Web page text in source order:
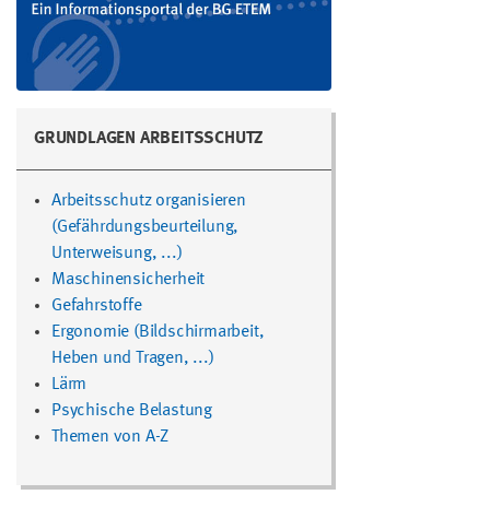
GRUNDLAGEN ARBEITSSCHUTZ
Arbeitsschutz organisieren
(Gefährdungsbeurteilung,
Unterweisung, ...)
Maschinensicherheit
Gefahrstoffe
Ergonomie (Bildschirmarbeit,
Heben und Tragen, ...)
Lärm
Psychische Belastung
Themen von A-Z